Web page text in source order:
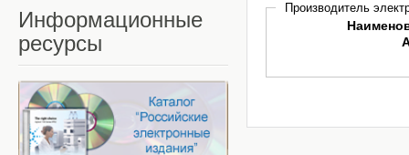
Производитель
Информационные
ресурсы